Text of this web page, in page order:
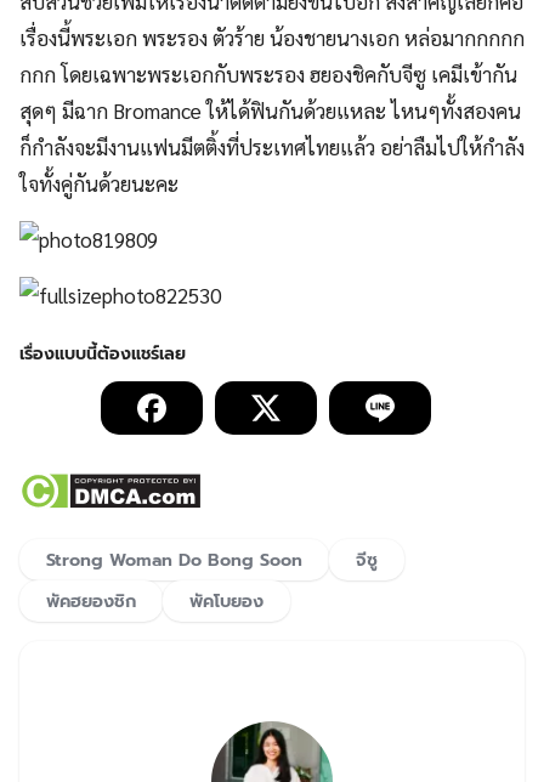
Strong Woman Do Bong Soon
พัคฮยองชิก
พัคโบยอง
prangmprang
เนื้อหาที่เกี่ยวข้อง